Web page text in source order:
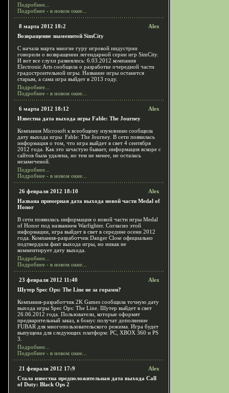
Подробнее...
Подробнее - в новом окне...
8 марта 2012 18:2
Alex
Возвращение знаменитой SimCity
С начала марта многие гуру игровой индустрии
говорили о возвращении легендарной серии игр SimCity.
И вот все слухи развеялись: 6.03.2012 компания
Electronic Arts сообщила о разработке очередной части
градостроительной игры. Название игры останется
старым, а сама игра выйдет в 2013 году.
Подробнее...
Подробнее - в новом окне...
6 марта 2012 18:12
Alex
Известна дата выхода игры Fable: The Journey
Компания Microsoft к всеобщему изумлению сообщила
дату выхода игры Fable: The Journey. В сети появилась
информация о том, что игра выйдет в свет 4 сентября
2012 года. Как это зачастую бывает, информация вскоре с
сайтов была удалена, но тем не менее, не осталась
незамеченой.
Подробнее...
Подробнее - в новом окне...
26 февраля 2012 18:10
Alex
Названа примерная дата выхода новой части Medal of
Honor
В сети появилась информация о новой части игры Medal
of Honor под названием Warfighter. Согласно этой
информации, игра выйдет в свет в середине осени 2012
года. Компания-разработчик Danger Close официально
подтвердила факт выхода игры, но никак не
комментирует дату выхода.
Подробнее...
Подробнее - в новом окне...
23 февраля 2012 11:40
Alex
Шутер Spec Ops: The Line не за горами?
Компания-разработчик 2K Games сообщила точную дату
выхода игры Spec Ops: The Line. Шутер выйдет в свет
26.06.2012 года. Пользователи, которые оформят
предварительный заказ, в бонус получат дополнение
FUBAR для многопользовательского режима. Игра будет
выпущена для следующих платформ: PC, XBOX 360 и PS
3.
Подробнее...
Подробнее - в новом окне...
21 февраля 2012 17:9
Alex
Стала известна предположительная дата выхода Call
of Duty: Black Ops 2